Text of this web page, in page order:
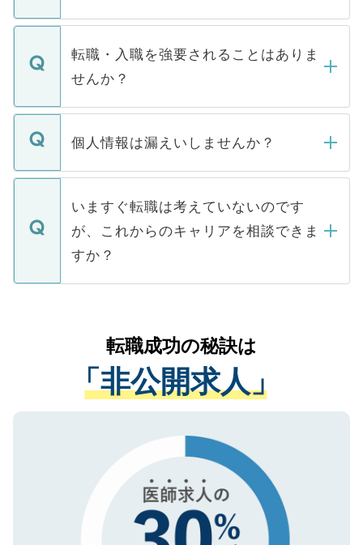
ます。通常、5営業日以内にはご連絡をせて
いただきますので、しばらくお待ちくださ
マイナビDOCTORで取り扱っている求人の
うち約3割は、Webサイトからご覧いただ
けない「非公開求人」です。非公開求人は
下記の理由によって、一般には公開してい
ません。
■応募殺到を避けるため 人気のある医療機
関を公にしてしまうと、応募が殺到する場
に、医療機関が求める条件に合った人材の
みを人材紹介会社に依頼するケースが増え
ています。
転職・入職を強要されることはありま
せんか？
転職・入職を強要することは一切ありませ
ん。また、仮に応募先から内定をいただい
定を承諾する必要はありません。内定先へ
の辞退の連絡はキャリアパートナーが行い
個人情報は漏えいしませんか？
個人情報が漏えいすることはありませんの
で、ご安心ください。当サイトからの登録
などで収集したご登録者様の個人情報は、
ご本人のキャリアアップおよび転職活動の
支援を目的に使用いたします。お預かりし
ているすべての個人データはご本人の許可
は、個人情報の取り扱いについての厳密な
管理基準を満たした事業者のみに付与され
る、プライバシーマークを取得済みです。
で、機密保持に関してもご安心ください。
いますぐ転職は考えていないのです
が、これからのキャリアを相談できま
すか？
かがいして、現在の医療機関の状況や紹介
経験をまじえながら、適切なアドバイスを
させていただきます。すぐにご転職をされ
ない方には、長期的なサポートが可能です
ので、まずはご登録ください。
転職成功の秘訣は
「非公開求人」